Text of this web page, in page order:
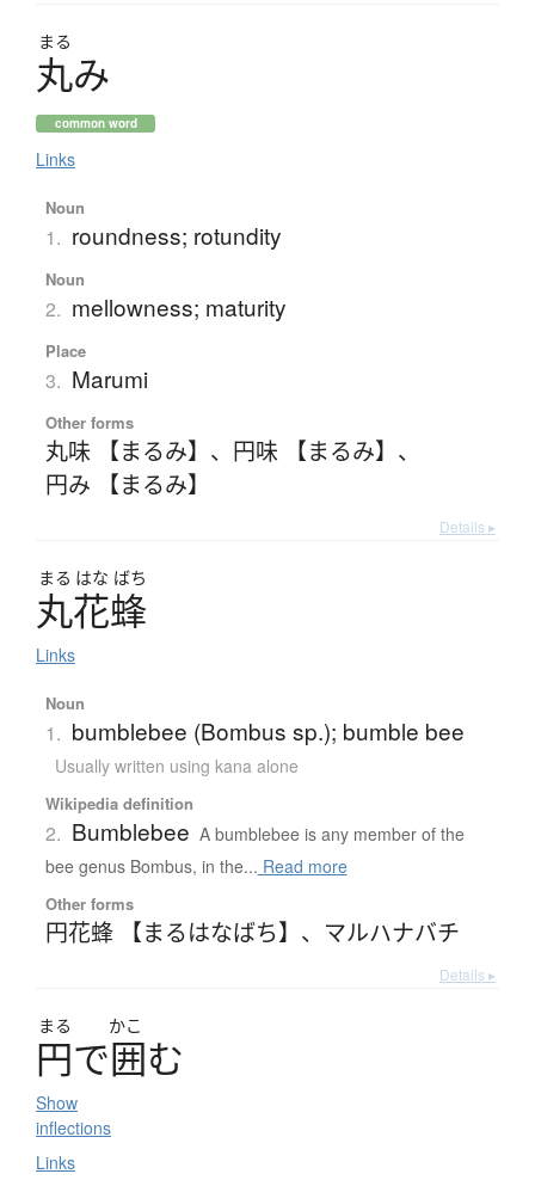
まる
丸み
common word
Links
Noun
1. roundness; rotundity
Noun
2. mellowness; maturity
Place
3. Marumi
Other forms
丸味 【まるみ】 、 円味 【まるみ】 、
円み 【まるみ】
Details ▸
まる はな ばち
丸花蜂
Links
Noun
1. bumblebee (Bombus sp.); bumble bee
Usually written using kana alone
Wikipedia definition
2. Bumblebee A bumblebee is any member of the
bee genus Bombus, in the... Read more
Other forms
円花蜂 【まるはなばち】 、 マルハナバチ
Details ▸
まる かこ
円で囲む
Show
inflections
Links